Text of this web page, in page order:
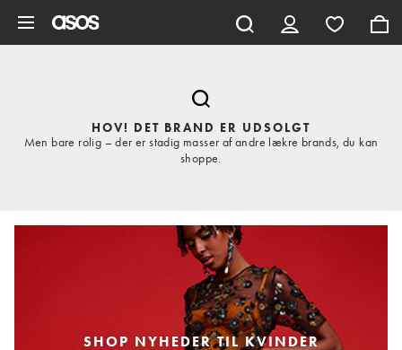
HOV! DET BRAND ER UDSOLGT
Men bare rolig – der er stadig masser af andre lækre brands, du kan
shoppe.
SHOP NYHEDER TIL KVINDER